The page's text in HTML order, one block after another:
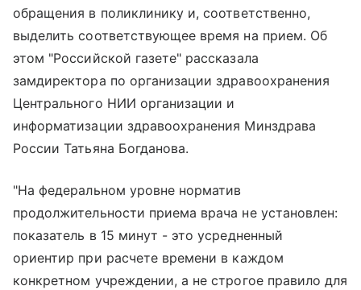
обращения в поликлинику и, соответственно,
выделить соответствующее время на прием. Об
этом "Российской газете" рассказала
замдиректора по организации здравоохранения
Центрального НИИ организации и
информатизации здравоохранения Минздрава
России Татьяна Богданова.
"На федеральном уровне норматив
продолжительности приема врача не установлен:
показатель в 15 минут - это усредненный
ориентир при расчете времени в каждом
конкретном учреждении, а не строгое правило для